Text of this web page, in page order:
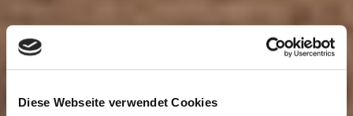
Diese Webseite verwendet Cookies